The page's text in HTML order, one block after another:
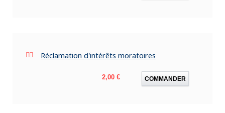
Réclamation d'intérêts moratoires
Prix
2,00 € COMMANDER